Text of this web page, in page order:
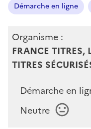
Démarche en ligne
Organisme :
FRANCE TITRES,
TITRES
Démarche en
Neutre